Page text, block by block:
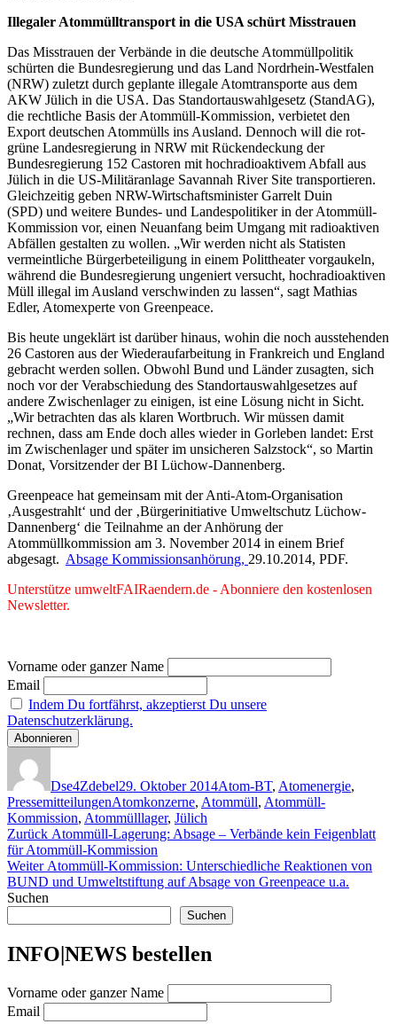
Illegaler Atommülltransport in die USA schürt Misstrauen
Das Misstrauen der Verbände in die deutsche Atommüllpolitik
schürten die Bundesregierung und das Land Nordrhein-Westfalen
(NRW) zuletzt durch geplante illegale Atomtransporte aus dem
AKW Jülich in die USA. Das Standortauswahlgesetz (StandAG),
die rechtliche Basis der Atommüll-Kommission, verbietet den
Export deutschen Atommülls ins Ausland. Dennoch will die rot-
grüne Landesregierung in NRW mit Rückendeckung der
Bundesregierung 152 Castoren mit hochradioaktivem Abfall aus
Jülich in die US-Militäranlage Savannah River Site transportieren.
Gleichzeitig geben NRW-Wirtschaftsminister Garrelt Duin
(SPD) und weitere Bundes- und Landespolitiker in der Atommüll-
Kommission vor, einen Neuanfang beim Umgang mit radioaktiven
Abfällen gestalten zu wollen. „Wir werden nicht als Statisten
vermeintliche Bürgerbeteiligung in einem Polittheater vorgaukeln,
während die Bundesregierung ungeniert versucht, hochradioaktiven
Müll illegal im Ausland verschwinden zu lassen“, sagt Mathias
Edler, Atomexperte von Greenpeace.
Bis heute ungeklärt ist darüber hinaus, wohin die noch ausstehenden
26 Castoren aus der Wiederaufarbeitung in Frankreich und England
gebracht werden sollen. Obwohl Bund und Länder zusagten, sich
noch vor der Verabschiedung des Standortauswahlgesetzes auf
andere Zwischenlager zu einigen, ist eine Lösung nicht in Sicht.
„Wir betrachten das als klaren Wortbruch. Wir müssen damit
rechnen, dass am Ende doch alles wieder in Gorleben landet: Erst
im Zwischenlager und später im unsicheren Salzstock“, so Martin
Donat, Vorsitzender der BI Lüchow-Dannenberg.
Greenpeace hat gemeinsam mit der Anti-Atom-Organisation
‚Ausgestrahlt‘ und der ‚Bürgerinitiative Umweltschutz Lüchow-
Dannenberg‘ die Teilnahme an der Anhörung der
Atommüllkommission am 3. November 2014 in einem Brief
abgesagt. Absage Kommissionsanhörung, 29.10.2014, PDF.
Unterstütze umweltFAIRaendern.de - Abonniere den kostenlosen
Newsletter.
Vorname oder ganzer Name
Email
Indem Du fortfährst, akzeptierst Du unsere
Datenschutzerklärung.
Dse4Zdebel29. Oktober 2014Atom-BT, Atomenergie,
PressemitteilungenSchlagwörter
Atomkonzerne, Atommüll, Atommüll-
Kommission, Atommülllager, Jülich
Beitragsnavigation
Zurück Vorheriger
Beitrag:
Atommüll-Lagerung: Absage – Verbände kein Feigenblatt
für Atommüll-Kommission
Weiter Nächster
Beitrag:
Atommüll-Kommission: Unterschiedliche Reaktionen von
BUND und Umweltstiftung auf Absage von Greenpeace u.a.
Suchen
Suchen
INFO|NEWS bestellen
Vorname oder ganzer Name
Email